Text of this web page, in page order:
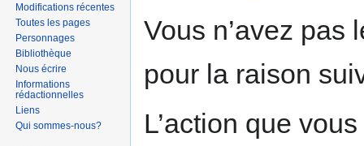
à
navigation
à
recherche
Vous n’avez pas
pour la raison
L’action que
Modifications récentes
Toutes les pages
Personnages
Bibliothèque
Nous écrire
Informations
rédactionnelles
Liens
Qui sommes-nous?